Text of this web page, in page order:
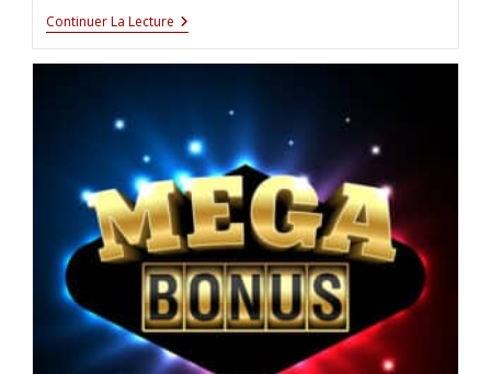
Continuer La Lecture Pourquoi
Un
Handicapant
Au
Casino
?